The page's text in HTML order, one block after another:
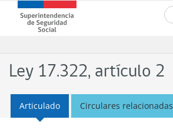
contenido
Superintendencia
de
(SUSESO)
-
de
Chile
Ley 17.322, artículo 2
Articulado Circulares relacionadas